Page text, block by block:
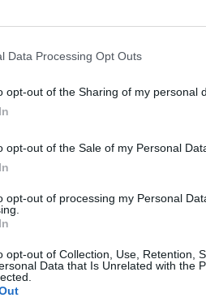
Data Processing Opt Outs
opt-out of the Sharing of my personal
opt-out of the Sale of my Personal
opt-out of processing my Personal
opt-out of Collection, Use, Retention,
Data that Is Unrelated with the
d’altitud i ben a prop de la
la Cerdanya, documentat ja
permeten descobrir
testimonis del passat que
hi té una presència
com Santa Eugènia de
magnífics de
a font preferida de Google
últimes notícies d'actualitat